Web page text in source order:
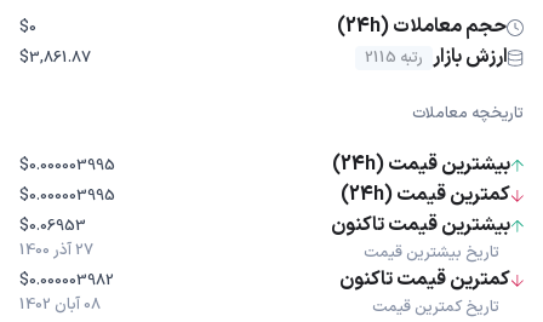
حجم معاملات (24h) $0
ارزش بازار رتبه 2115 $3,861.87
تاریخچه معاملات
بیشترین قیمت (24h) $0.000003995
کمترین قیمت (24h) $0.000003995
بیشترین قیمت تاکنون
تاریخ بیشترین قیمت
$0.06953
27 آذر 1400
کمترین قیمت تاکنون
تاریخ کمترین قیمت
$0.000003982
08 آبان 1402